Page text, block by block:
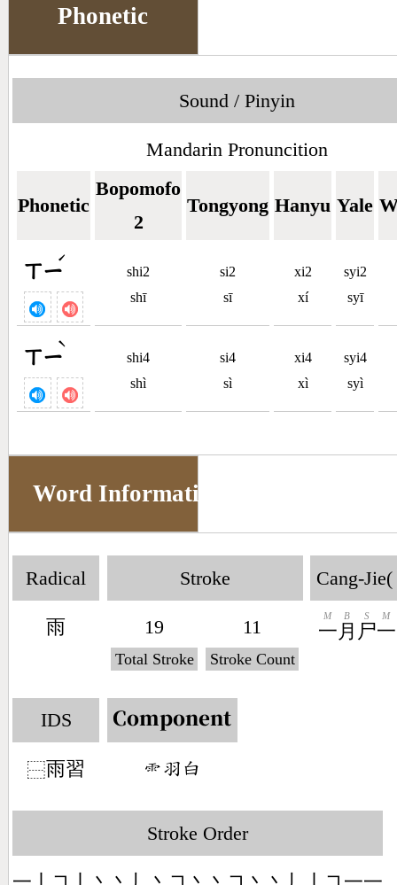
Phonetic
Sound / Pinyin
Mandarin Pronuncition
Phonetic
Bopomofo
2
Tongyong Hanyu Yale
ㄒㄧ
ˊ
shi2
shī
si2
sī
xi2
xí
syi2
syī
ㄒㄧ
ˋ
shi4
shì
si4
sì
xi4
xì
syi4
syì
Word Information
Radical
雨
Stroke
19
Total Stroke
11
Stroke Count
Cang-Jie(
一
M
月
B
尸
S
一
M
IDS
⿱雨習
Component
󶇅󶆞󶅊
Stroke Order